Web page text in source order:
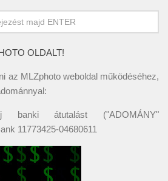
OLDALT!
az MLZphoto weboldal működéséhez,
banki átutalást ("ADOMÁNY"
11773425-04680611